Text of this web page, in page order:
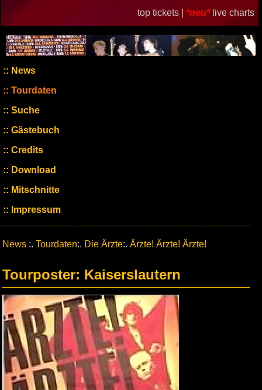
top tickets | *neu* live charts
News
Tourdaten
Suche
Gästebuch
Credits
Download
Mitschnitte
Impressum
News :. Tourdaten:. Die Ärzte:. Ärzte! Ärzte! Ärzte!
Tourposter: Kaiserslautern